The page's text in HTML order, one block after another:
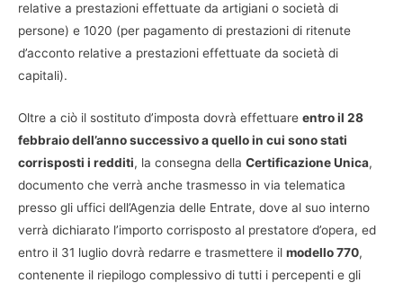
relative a prestazioni effettuate da artigiani o società di
persone) e 1020 (per pagamento di prestazioni di ritenute
d’acconto relative a prestazioni effettuate da società di
capitali).
Oltre a ciò il sostituto d’imposta dovrà effettuare entro il 28
febbraio dell’anno successivo a quello in cui sono stati
corrisposti i redditi, la consegna della Certificazione Unica,
documento che verrà anche trasmesso in via telematica
presso gli uffici dell’Agenzia delle Entrate, dove al suo interno
verrà dichiarato l’importo corrisposto al prestatore d’opera, ed
entro il 31 luglio dovrà redarre e trasmettere il modello 770,
contenente il riepilogo complessivo di tutti i percepenti e gli